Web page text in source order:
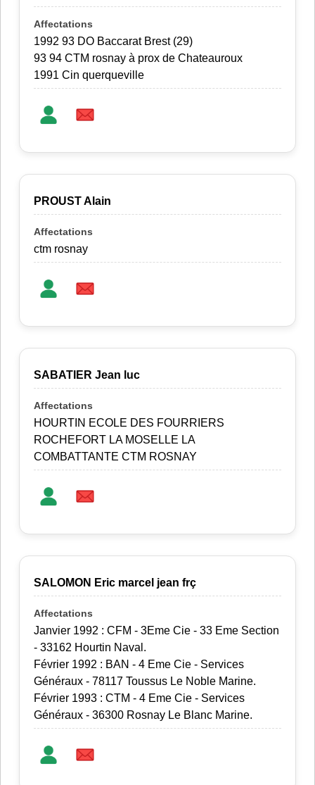
1992 93 DO Baccarat Brest (29)
93 94 CTM rosnay à prox de Chateauroux
1991 Cin querqueville
PROUST Alain
ctm rosnay
SABATIER Jean luc
HOURTIN ECOLE DES FOURRIERS
ROCHEFORT LA MOSELLE LA
COMBATTANTE CTM ROSNAY
SALOMON Eric marcel jean frç
Janvier 1992 : CFM - 3Eme Cie - 33 Eme Section
- 33162 Hourtin Naval.
Février 1992 : BAN - 4 Eme Cie - Services
Généraux - 78117 Toussus Le Noble Marine.
Février 1993 : CTM - 4 Eme Cie - Services
Généraux - 36300 Rosnay Le Blanc Marine.